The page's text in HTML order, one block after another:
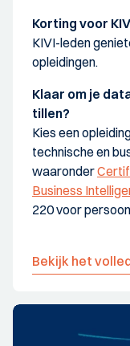
Korting voor
KIVI-leden
opleidingen.
Klaar om je
tillen?
Kies een
technische en
waaronder
Business
220 voor
Bekijk het